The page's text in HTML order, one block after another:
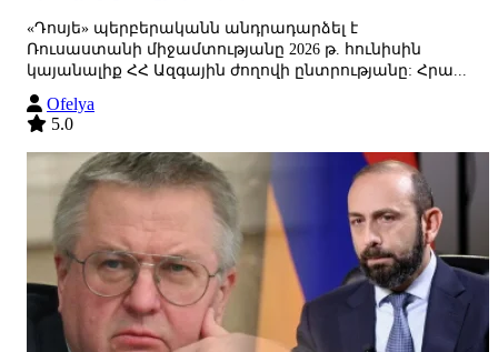
«Դոսյե» պերբերականն անդրադարձել է
Ռուսաստանի միջամտությանը 2026 թ. հունիսին
կայանալիք ՀՀ Ազգային ժողովի ընտրությանը: Հրա...
Ofelya
5.0